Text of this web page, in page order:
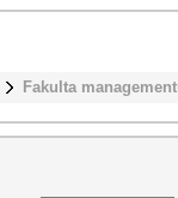
Fakulta